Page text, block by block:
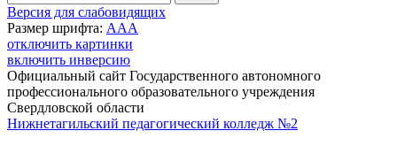
Версия для слабовидящих
Размер шрифта: AAA
отключить картинки
включить инверсию
Официальный сайт Государственного автономного
профессионального образовательного учреждения
Свердловской области
Нижнетагильский педагогический колледж №2